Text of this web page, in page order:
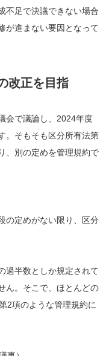
不足で決議できない場合
が進まない要因となって
改正を目指
会で議論し、2024年度
。そもそも区分所有法第
、別の定めを管理規約で
の定めがない限り、区分
過半数としか規定されて
ん。そこで、ほとんどの
2項のような管理規約に